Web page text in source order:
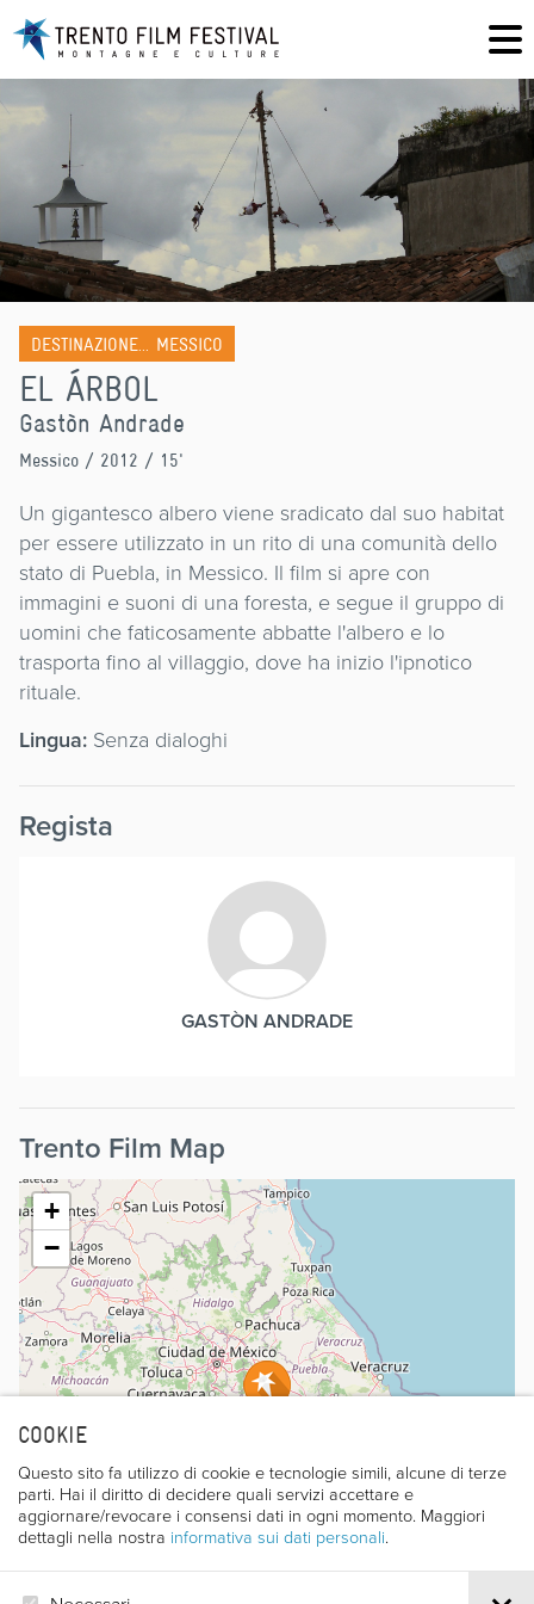
COOKIE
Questo sito fa utilizzo di cookie e tecnologie simili, alcune di terze
parti. Hai il diritto di decidere quali servizi accettare e
aggiornare/revocare i consensi dati in ogni momento. Maggiori
dettagli nella nostra informativa sui dati personali.
DESTINAZIONE... MESSICO
EL ÁRBOL
Gastòn Andrade
Messico / 2012 / 15'
Un gigantesco albero viene sradicato dal suo habitat
per essere utilizzato in un rito di una comunità dello
stato di Puebla, in Messico. Il film si apre con
immagini e suoni di una foresta, e segue il gruppo di
uomini che faticosamente abbatte l'albero e lo
trasporta fino al villaggio, dove ha inizio l'ipnotico
rituale.
Lingua: Senza dialoghi
Regista
GASTÒN ANDRADE
Trento Film Map
+
−